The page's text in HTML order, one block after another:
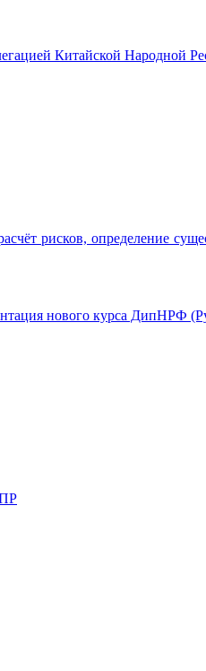
Китайской Народной
рисков, определение
нового курса ДипНРФ